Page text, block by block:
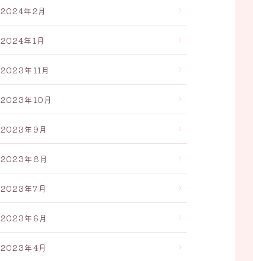
2024年2月
2024年1月
2023年11月
2023年10月
2023年9月
2023年8月
2023年7月
2023年6月
2023年4月